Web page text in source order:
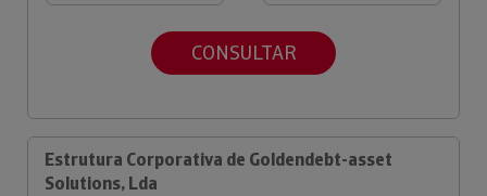
CONSULTAR
Estrutura Corporativa de Goldendebt-asset
Solutions, Lda